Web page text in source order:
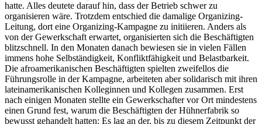
hatte. Alles deutete darauf hin, dass der Betrieb schwer zu
organisieren wäre. Trotzdem entschied die damalige Organizing-
Leitung, dort eine Organizing-Kampagne zu initiieren. Anders als
von der Gewerkschaft erwartet, organisierten sich die Beschäftigten
blitzschnell. In den Monaten danach bewiesen sie in vielen Fällen
immens hohe Selbständigkeit, Konfliktfähigkeit und Belastbarkeit.
Die afroamerikanischen Beschäftigten spielten zweifellos die
Führungsrolle in der Kampagne, arbeiteten aber solidarisch mit ihren
lateinamerikanischen Kolleginnen und Kollegen zusammen. Erst
nach einigen Monaten stellte ein Gewerkschafter vor Ort mindestens
einen Grund fest, warum die Beschäftigten der Hühnerfabrik so
bewusst gehandelt hatten: Es lag an der, bis zu diesem Zeitpunkt der